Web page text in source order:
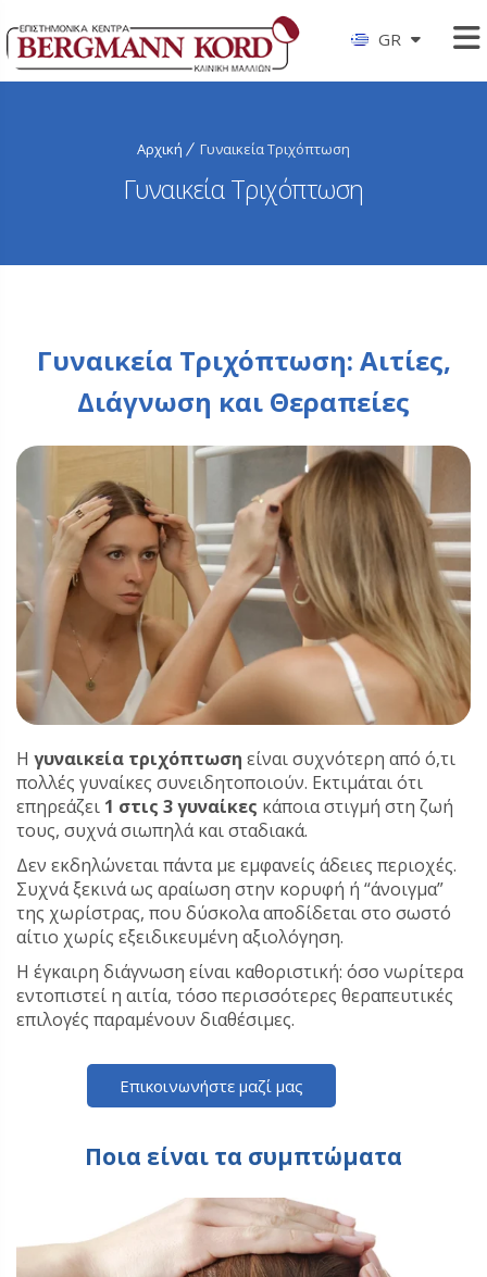
GR
Αρχική Γυναικεία Τριχόπτωση
Γυναικεία Τριχόπτωση
Γυναικεία Τριχόπτωση: Αιτίες,
Διάγνωση και Θεραπείες
Η γυναικεία τριχόπτωση είναι συχνότερη από ό,τι
πολλές γυναίκες συνειδητοποιούν. Εκτιμάται ότι
επηρεάζει 1 στις 3 γυναίκες κάποια στιγμή στη ζωή
τους, συχνά σιωπηλά και σταδιακά.
Δεν εκδηλώνεται πάντα με εμφανείς άδειες περιοχές.
Συχνά ξεκινά ως αραίωση στην κορυφή ή “άνοιγμα”
της χωρίστρας, που δύσκολα αποδίδεται στο σωστό
αίτιο χωρίς εξειδικευμένη αξιολόγηση.
Η έγκαιρη διάγνωση είναι καθοριστική: όσο νωρίτερα
εντοπιστεί η αιτία, τόσο περισσότερες θεραπευτικές
επιλογές παραμένουν διαθέσιμες.
Επικοινωνήστε μαζί μας
Ποια είναι τα συμπτώματα